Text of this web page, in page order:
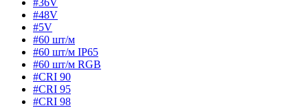
#36V
#48V
#5V
#60 шт/м
#60 шт/м IP65
#60 шт/м RGB
#CRI 90
#CRI 95
#CRI 98